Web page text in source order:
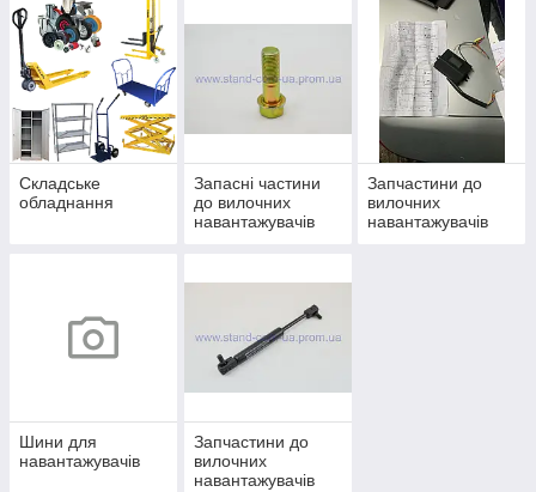
Складське
обладнання
Запасні частини
до вилочних
навантажувачів
Запчастини до
вилочних
навантажувачів
Шини для
навантажувачів
Запчастини до
вилочних
навантажувачів